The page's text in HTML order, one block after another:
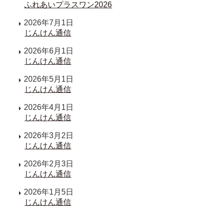
ふれあいプラスワン2026
2026年7月1日
じんけん通信
2026年6月1日
じんけん通信
2026年5月1日
じんけん通信
2026年4月1日
じんけん通信
2026年3月2日
じんけん通信
2026年2月3日
じんけん通信
2026年1月5日
じんけん通信